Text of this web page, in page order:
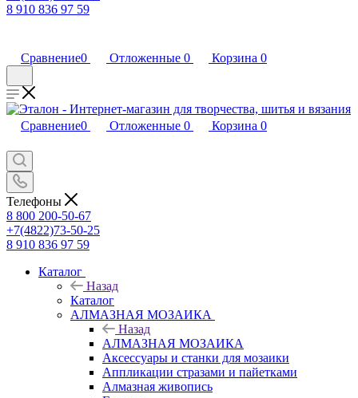
8 910 836 97 59
Сравнение0 Отложенные 0 Корзина 0
Сравнение0 Отложенные 0 Корзина 0
Телефоны
8 800 200-50-67
+7(4822)73-50-25
8 910 836 97 59
Каталог
Назад
Каталог
АЛМАЗНАЯ МОЗАИКА
Назад
АЛМАЗНАЯ МОЗАИКА
Аксессуары и станки для мозаики
Аппликации стразами и пайетками
Алмазная живопись